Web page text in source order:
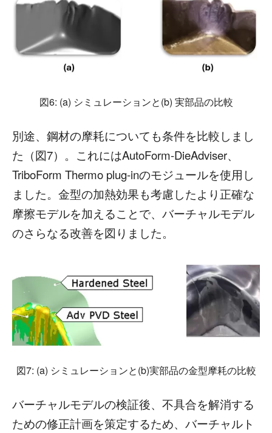
図6: (a) シミュレーションと(b) 実部品の比較
別途、鋼材の摩耗についても条件を比較しまし
た（図7）。これにはAutoForm-DieAdviser、
TriboForm Thermo plug-inのモジュールを使用し
ました。金型の加熱効果も考慮したより正確な
摩擦モデルを加えることで、バーチャルモデル
のさらなる改善を図りました。
図7: (a) シミュレーションと(b)実部品の金型摩耗の比較
バーチャルモデルの検証後、不具合を解消する
ための修正計画を策定するため、バーチャルト